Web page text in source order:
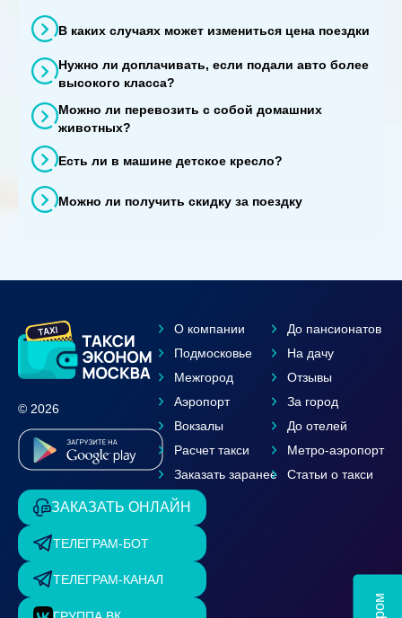
В каких случаях может измениться цена поездки
Нужно ли доплачивать, если подали авто более
высокого класса?
Можно ли перевозить с собой домашних
животных?
Есть ли в машине детское кресло?
Можно ли получить скидку за поездку
© 2026
О компании
Подмосковье
Межгород
Аэропорт
Вокзалы
Расчет такси
Заказать заранее
До пансионатов
На дачу
Отзывы
За город
До отелей
Метро-аэропорт
Статьи о такси
ЗАКАЗАТЬ ОНЛАЙН
ТЕЛЕГРАМ-БОТ
ТЕЛЕГРАМ-КАНАЛ